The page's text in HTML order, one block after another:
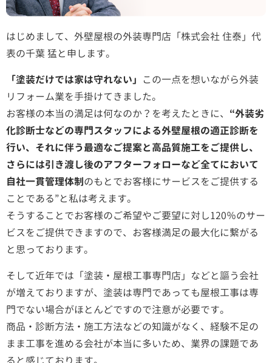
はじめまして、外壁屋根の外装専門店「株式会社 住泰」代
表の千葉 猛と申します。
「塗装だけでは家は守れない」 この一点を想いながら外装
リフォーム業を手掛けてきました。
お客様の本当の満足は何なのか？を考えたときに、 “外装劣
化診断士などの専門スタッフによる外壁屋根の適正診断を
行い、それに伴う最適なご提案と高品質施工をご提供し、
さらには引き渡し後のアフターフォローなど全てにおいて
自社一貫管理体制のもとでお客様にサービスをご提供する
ことである”と私は考えます。
そうすることでお客様のご希望やご要望に対し120％のサー
ビスをご提供できますので、お客様満足の最大化に繋がる
と思っております。
そして近年では「塗装・屋根工事専門店」などと謳う会社
が増えておりますが、塗装は専門であっても屋根工事は専
門でない場合がほとんどですので注意が必要です。
商品・診断方法・施工方法などの知識がなく、経験不足の
まま工事を進める会社が本当に多いため、業界の課題であ